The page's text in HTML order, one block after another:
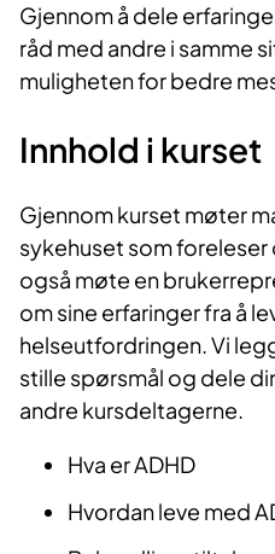
Gjennom å dele
råd med andre i samme
muligheten for bedre
Innhold i kurset
Gjenno​m kurset møter
sykehuset som foreleser
også møte en
om sine erfaringer fra å
helseutfordringen. Vi
stille spørsmål og dele
andre kursdeltagerne.​
Hva er ADHD
Hvordan leve med